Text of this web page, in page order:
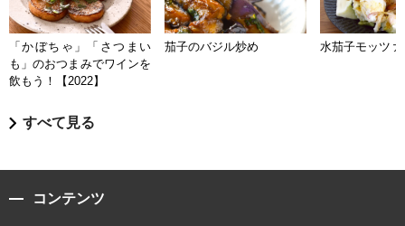
「かぼちゃ」「さつまい
も」のおつまみでワインを
飲もう！【2022】
茄子のバジル炒め 水茄子モッツァ
すべて見る
コンテンツ